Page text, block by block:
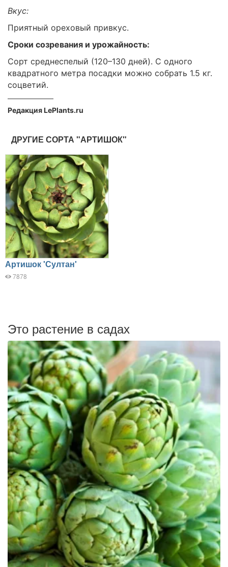
Вкус:
Приятный ореховый привкус.
Сроки созревания и урожайность:
Сорт среднеспелый (120–130 дней). С одного
квадратного метра посадки можно собрать 1.5 кг.
соцветий.
Редакция LePlants.ru
ДРУГИЕ СОРТА "АРТИШОК"
Артишок 'Султан'
7878
Это растение в садах